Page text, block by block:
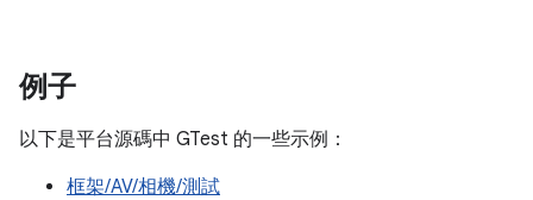
例子
以下是平台源碼中 GTest 的一些示例：
框架/AV/相機/測試